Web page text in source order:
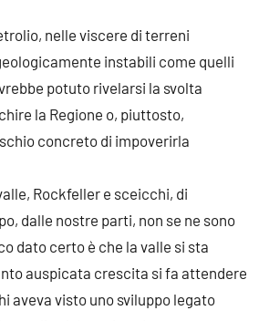
nelle viscere di terreni
instabili come quelli
potuto rivelarsi la svolta
la Regione o, piuttosto,
concreto di impoverirla
Rockfeller e sceicchi, di
dalle nostre parti, non se ne sono
dato certo è che la valle si sta
auspicata crescita si fa attendere
aveva visto uno sviluppo legato